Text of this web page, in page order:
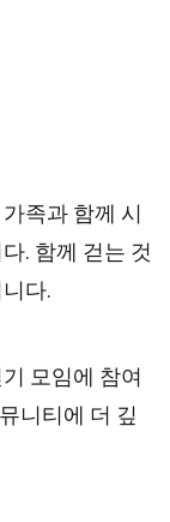
족과 함께 시
. 함께 걷는 것
다.
모임에 참여
니티에 더 깊